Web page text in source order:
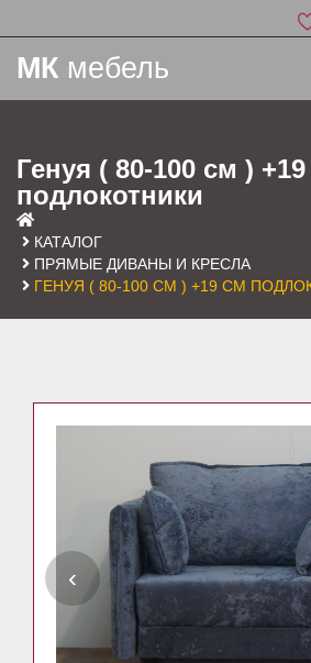
МК мебель
Генуя ( 80-100 см )
подлокотники
КАТАЛОГ
ПРЯМЫЕ ДИВАНЫ И КРЕСЛА
ГЕНУЯ ( 80-100 СМ ) +19 СМ
‹